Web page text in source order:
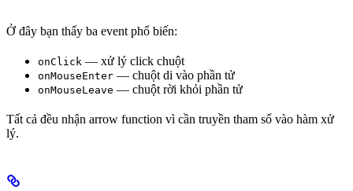
Ở đây bạn thấy ba event phổ biến:
onClick — xử lý click chuột
onMouseEnter — chuột di vào phần tử
onMouseLeave — chuột rời khỏi phần tử
Tất cả đều nhận arrow function vì cần truyền tham số vào hàm xử
lý.